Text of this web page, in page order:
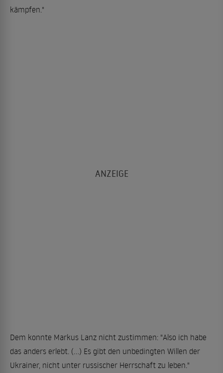
kämpfen."
Dem konnte Markus Lanz nicht zustimmen: "Also ich habe
das anders erlebt. (...) Es gibt den unbedingten Willen der
Ukrainer, nicht unter russischer Herrschaft zu leben."